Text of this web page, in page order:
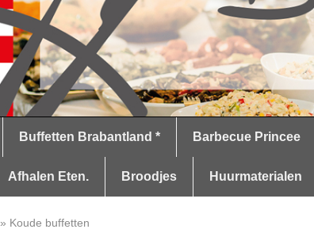
Buffetten Brabantland * Barbecue Princee
Afhalen Eten. Broodjes Huurmaterialen
» Koude buffetten